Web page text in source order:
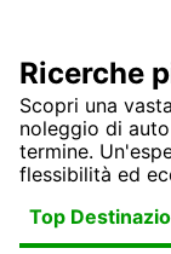
Ricerche
Scopri una
noleggio di
termine.
flessibilità ed
Top